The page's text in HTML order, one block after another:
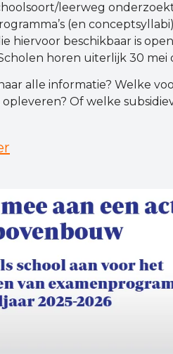
leerweg
(en
hiervoor beschikbaar is
horen uiterlijk 30 mei
alle informatie? Welke
Of welke